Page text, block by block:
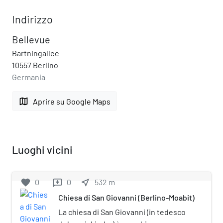
Indirizzo
Bellevue
Bartningallee
10557 Berlino
Germania
map Aprire su Google Maps
Luoghi vicini
favorite 0 reviews 0 near_me 532 m
Chiesa di San Giovanni (Berlino-Moabit)
La chiesa di San Giovanni (in tedesco